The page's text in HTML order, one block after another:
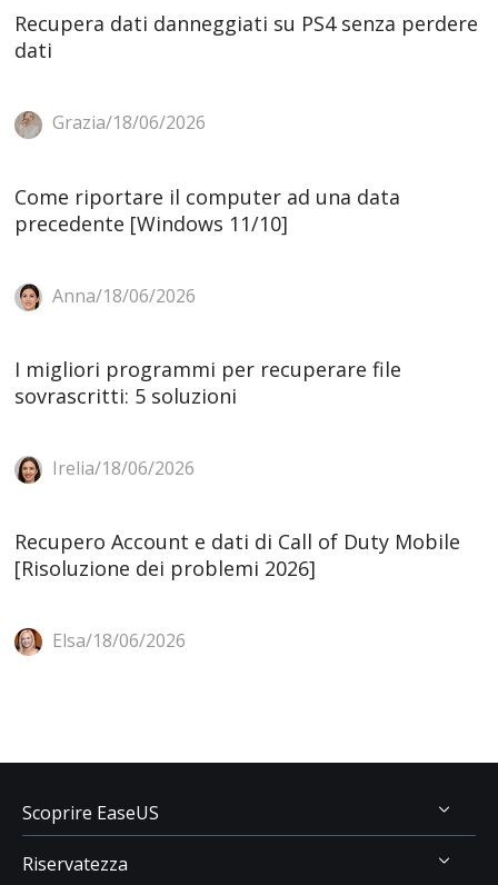
Recupera dati danneggiati su PS4 senza perdere
dati
Grazia/18/06/2026
Come riportare il computer ad una data
precedente [Windows 11/10]
Anna/18/06/2026
I migliori programmi per recuperare file
sovrascritti: 5 soluzioni
Irelia/18/06/2026
Recupero Account e dati di Call of Duty Mobile
[Risoluzione dei problemi 2026]
Elsa/18/06/2026
Scoprire EaseUS
Chi Siamo
Riservatezza